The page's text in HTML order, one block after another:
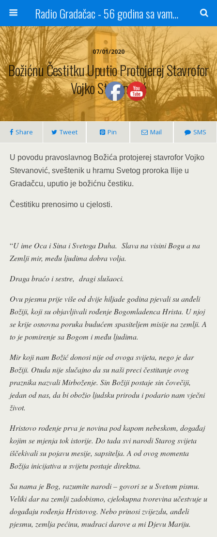
Radio Gradačac - 56 godina sa vama...
07/01/2020
Božićnu Čestitku Uputio Protojerej Stavrofor
Vojko Stevanović
Share Tweet Pin Mail SMS
U povodu pravoslavnog Božića protojerej stavrofor Vojko
Stevanović, sveštenik u hramu Svetog proroka Ilije u
Gradačcu, uputio je božićnu čestiku.
Čestitiku prenosimo u cjelosti.
“U ime Oca i Sina i Svetoga Duha. Slava na visini Bogu a na
Zemlji mir, među ljudima dobra volja.
Draga braćo i sestre, dragi slušaoci.
Ovu pjesmu prije više od dvije hiljade godina pjevali su anđeli
Božiji, koji su objavljivali rođenje Bogomladenca Hrista. U njoj
se krije osnovna poruka budućem spasiteljem misije na zemlji. A
to je pomirenje sa Bogom i među ljudima.
Mir koji nam Božić donosi nije od ovoga svijeta, nego je dar
Božiji. Otuda nije slučajno da su naši preci čestitanje ovog
praznika nazvali Mirboženje. Sin Božiji postaje sin čovečiji,
jedan od nas, da bi obožio ljudsku prirodu i podario nam vječni
život.
Hristovo rođenje prva je novina pod kapom nebeskom, događaj
kojim se mjenja tok istorije. Do tada svi narodi Starog svijeta
iščekivali su pojavu mesije, sapsitelja. A od ovog momenta
Božija inicijativa u svijetu postaje direktna.
Sa nama je Bog, razumite narodi – govori se u Svetom pismu.
Veliki dar na zemlji zadobismo, cjelokupna tvorevina učestvuje u
događaju rođenja Hristovog. Nebo prinosi zvijezdu, anđeli
pjesmu, zemlja pećinu, mudraci darove a mi Djevu Mariju.